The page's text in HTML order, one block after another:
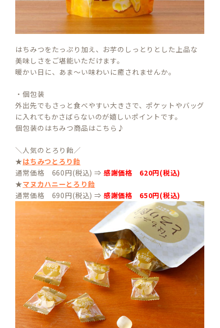
はちみつをたっぷり加え、お芋のしっとりとした上品な
美味しさをご堪能いただけます。
暖かい日に、あま～い味わいに癒されませんか。
・個包装
外出先でもさっと食べやすい大きさで、ポケットやバッグ
に入れてもかさばらないのが嬉しいポイントです。
個包装のはちみつ商品はこちら♪
＼人気のとろり飴／
★はちみつとろり飴
通常価格 660円(税込) ⇒ 感謝価格 620円(税込)
★マヌカハニーとろり飴
通常価格 690円(税込) ⇒ 感謝価格 650円(税込)